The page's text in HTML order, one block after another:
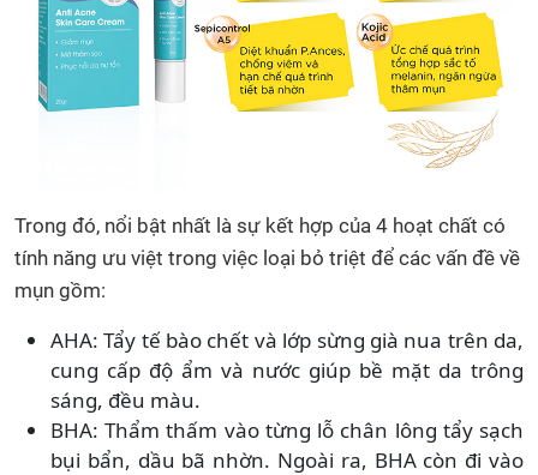
Trong đó, nổi bật nhất là sự kết hợp của 4 hoạt chất có
tính năng ưu việt trong việc loại bỏ triệt để các vấn đề về
mụn gồm:
AHA: Tẩy tế bào chết và lớp sừng già nua trên da,
cung cấp độ ẩm và nước giúp bề mặt da trông
sáng, đều màu.
BHA: Thẩm thấm vào từng lỗ chân lông tẩy sạch
bụi bẩn, dầu bã nhờn. Ngoài ra, BHA còn đi vào